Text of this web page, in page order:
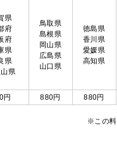
県
府
府
県
県
県
鳥取県
島根県
岡山県
広島県
山口県
徳島県
香川県
愛媛県
高知県
円 880円 880円
※この料